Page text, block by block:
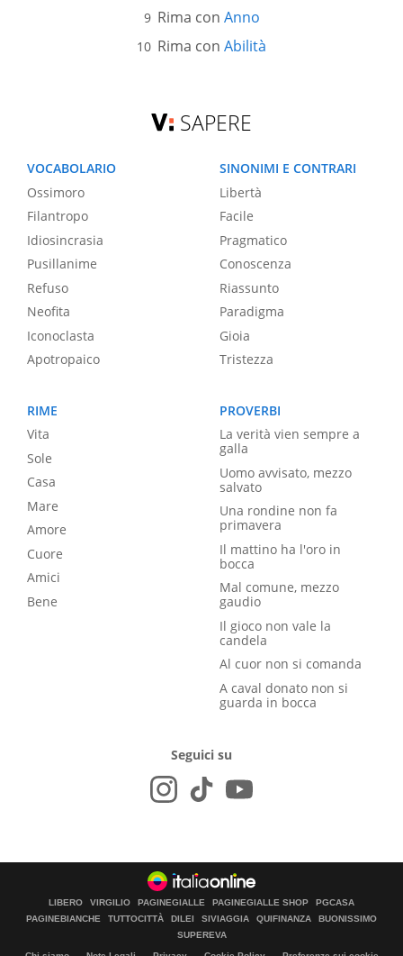
Rima con Anno
Rima con Abilità
SAPERE
VOCABOLARIO
Ossimoro
Filantropo
Idiosincrasia
Pusillanime
Refuso
Neofita
Iconoclasta
Apotropaico
SINONIMI E CONTRARI
Libertà
Facile
Pragmatico
Conoscenza
Riassunto
Paradigma
Gioia
Tristezza
RIME
Vita
Sole
Casa
Mare
Amore
Cuore
Amici
Bene
PROVERBI
La verità vien sempre a
galla
Uomo avvisato, mezzo
salvato
Una rondine non fa
primavera
Il mattino ha l'oro in
bocca
Mal comune, mezzo
gaudio
Il gioco non vale la
candela
Al cuor non si comanda
A caval donato non si
guarda in bocca
Seguici su
LIBERO VIRGILIO PAGINEGIALLE PAGINEGIALLE SHOP
PGCASA
PAGINEBIANCHE
TUTTOCITTÀ DILEI SIVIAGGIA QUIFINANZA
BUONISSIMO
SUPEREVA